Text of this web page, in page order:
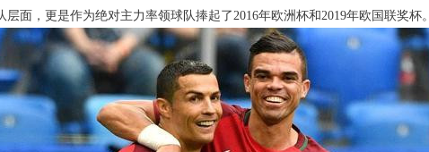
层面，更是作为绝对主力率领球队捧起了2016年欧洲杯和2019年欧国联奖杯。